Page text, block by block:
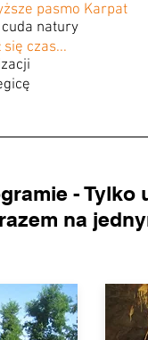
pasmo Karpat
cuda natury
się czas...
- Tylko
razem na